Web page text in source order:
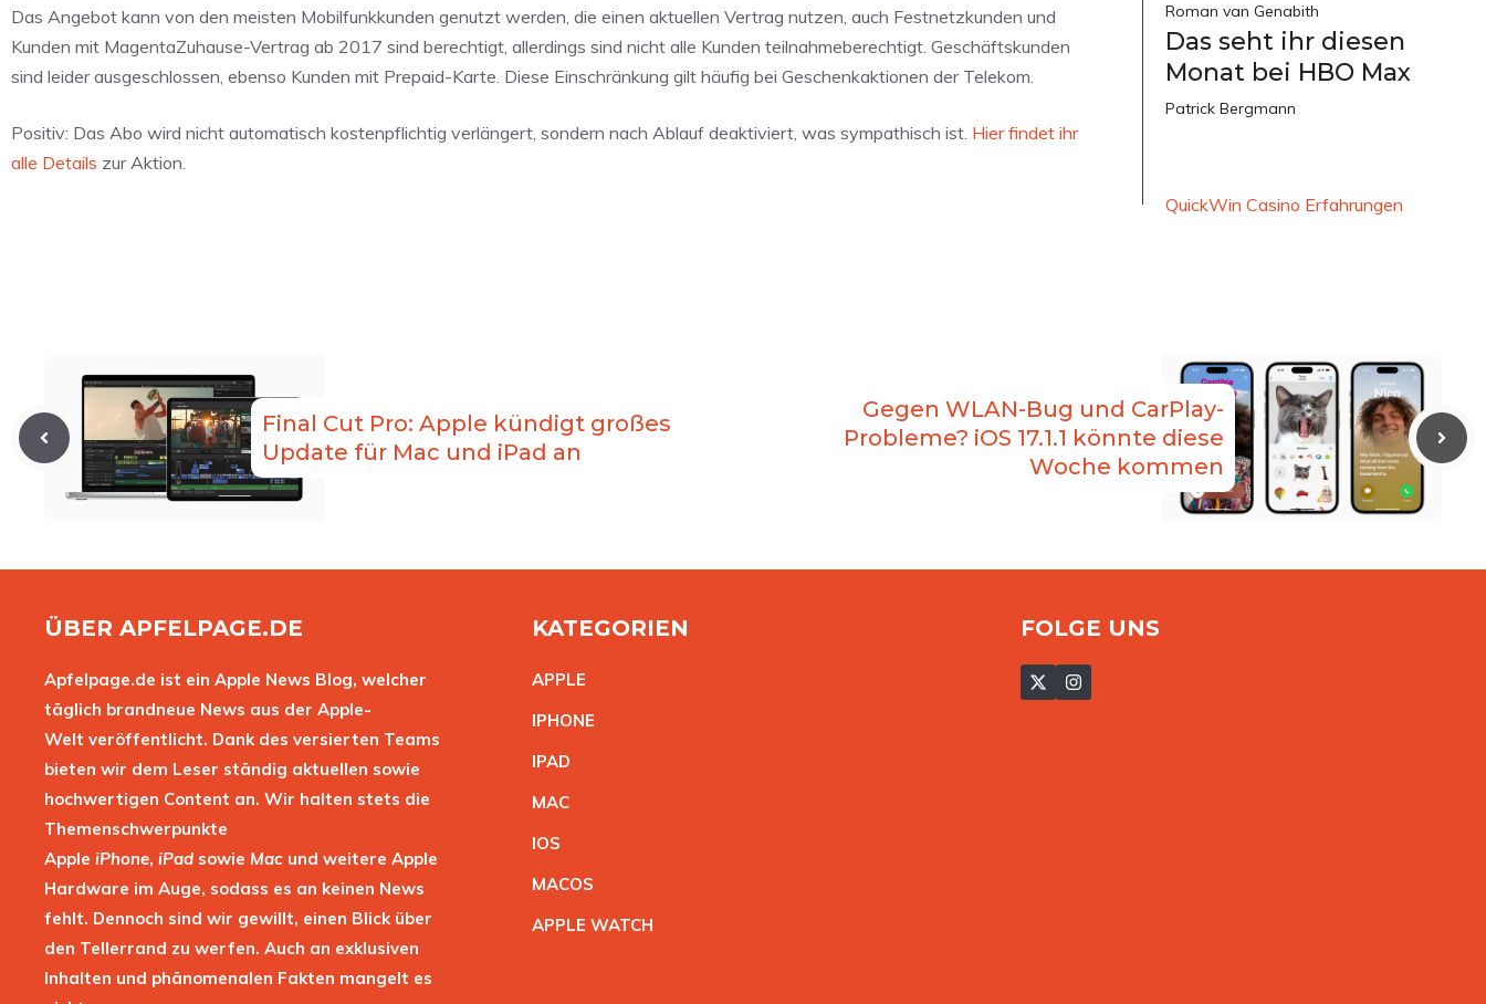
Das Angebot kann von den meisten Mobilfunkkunden genutzt werden, die einen aktuellen Vertrag nutzen, auch Festnetzkunden und
Kunden mit MagentaZuhause-Vertrag ab 2017 sind berechtigt, allerdings sind nicht alle Kunden teilnahmeberechtigt. Geschäftskunden
sind leider ausgeschlossen, ebenso Kunden mit Prepaid-Karte. Diese Einschränkung gilt häufig bei Geschenkaktionen der Telekom.
Positiv: Das Abo wird nicht automatisch kostenpflichtig verlängert, sondern nach Ablauf deaktiviert, was sympathisch ist. Hier findet ihr
alle Details zur Aktion.
Roman van Genabith
Das seht ihr diesen
Monat bei HBO Max
Patrick Bergmann
QuickWin Casino Erfahrungen
Final Cut Pro: Apple kündigt großes
Update für Mac und iPad an
Gegen WLAN-Bug und CarPlay-
Probleme? iOS 17.1.1 könnte diese
Woche kommen
ÜBER APFELPAGE.DE
Apfelpage.de ist ein Apple News Blog, welcher
täglich brandneue News aus der Apple-
Welt veröffentlicht. Dank des versierten Teams
bieten wir dem Leser ständig aktuellen sowie
hochwertigen Content an. Wir halten stets die
Themenschwerpunkte
Apple iPhone, iPad sowie Mac und weitere Apple
Hardware im Auge, sodass es an keinen News
fehlt. Dennoch sind wir gewillt, einen Blick über
den Tellerrand zu werfen. Auch an exklusiven
Inhalten und phänomenalen Fakten mangelt es
KATEGORIEN
APPLE
IPHONE
IPAD
MAC
IOS
MACOS
APPLE WATCH
FOLGE UNS